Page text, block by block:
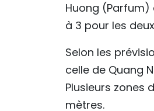
Huong (Parfum)
à 3 pour les
Selon les
celle de Quang
Plusieurs zones
mètres.